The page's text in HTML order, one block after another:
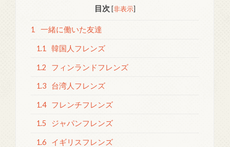
目次 [非表示]
1 一緒に働いた友達
1.1 韓国人フレンズ
1.2 フィンランドフレンズ
1.3 台湾人フレンズ
1.4 フレンチフレンズ
1.5 ジャパンフレンズ
1.6 イギリスフレンズ